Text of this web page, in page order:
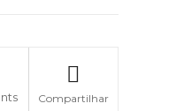
Compartilhar